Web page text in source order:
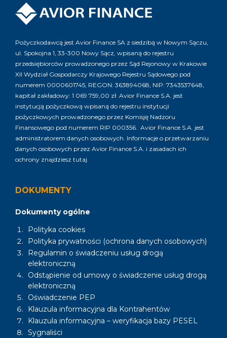
Pożyczkodawcą jest Avior Finance SA z siedzibą w Nowym Sączu,
ul. Spokojna 1, 33-300 Nowy Sącz, wpisaną do rejestru
przedsiębiorców prowadzonego przez Sąd Rejonowy w Krakowie
XII Wydział Gospodarczy Krajowego Rejestru Sądowego pod
numerem 0000601745, REGON: 363894068, NIP: 7343537648,
kapitał zakładowy: 1 069 759,00 zł. Avior Finance S.A. jest
instytucją pożyczkową wpisaną do rejestru instytucji
pożyczkowych prowadzonego przez Komisję Nadzoru
Finansowego pod numerem RIP 000356. Avior Finance S.A. jest
administratorem danych osobowych. Informacje o przetwarzaniu
danych osobowych przez Avior Finance S.A. i zasadach ich
ochrony znajdziesz tutaj.
DOKUMENTY
Dokumenty ogólne
Polityka cookies
Polityka prywatności (ochrona danych osobowych)
Regulamin o świadczeniu usług drogą
elektroniczną
Odstąpienie od umowy o świadczenie usług drogą
elektroniczną
Oświadczenie PEP
Klauzula informacyjna dla Kontrahentów
Klauzula informacyjna – weryfikacja bazy PESEL
Sygnaliści